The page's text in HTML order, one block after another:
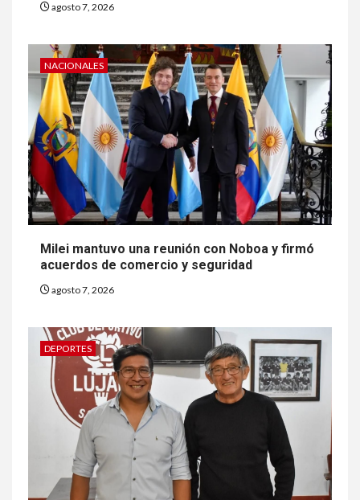
agosto 7, 2026
NACIONALES
Milei mantuvo una reunión con Noboa y firmó
acuerdos de comercio y seguridad
agosto 7, 2026
DEPORTES